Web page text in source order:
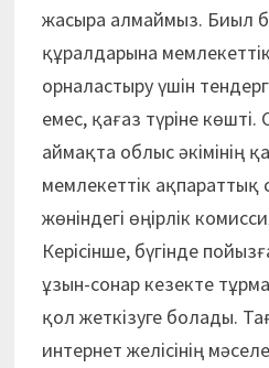
жасыра алмаймыз. Биыл
құралдарына
орналастыру үшін
емес, қағаз түріне көшті.
аймақта облыс әкімінің
мемлекеттік ақпараттық
жөніндегі өңірлік
Керісінше, бүгінде
ұзын-сонар кезекте
қол жеткізуге болады.
интернет желісінің